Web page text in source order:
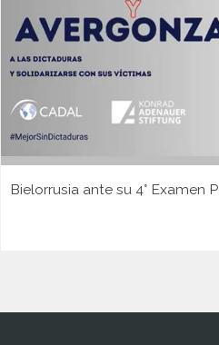
Bielorrusia ante su 4° Examen